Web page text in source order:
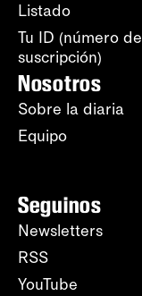
Listado
Tu ID (número de
suscripción)
Nosotros
Sobre la diaria
Equipo
Seguinos
Newsletters
RSS
YouTube